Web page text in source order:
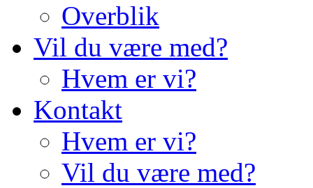
Overblik
Vil du være med?
Hvem er vi?
Kontakt
Hvem er vi?
Vil du være med?